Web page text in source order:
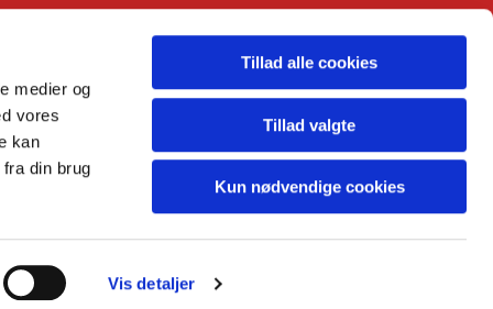
medier og
vores
kan
din brug
Vis detaljer
Tillad alle cookies
Tillad valgte
Kun nødvendige cookies